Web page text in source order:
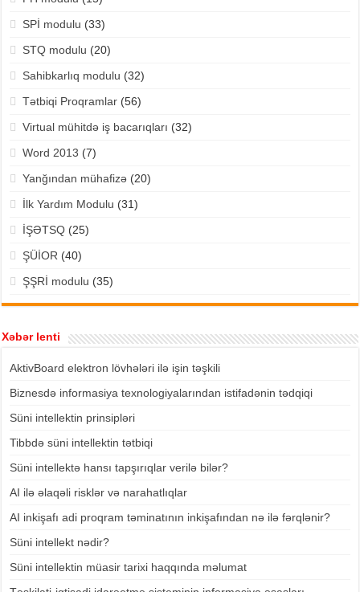
SPİ modulu (33)
STQ modulu (20)
Sahibkarlıq modulu (32)
Tətbiqi Proqramlar(56)
Virtual mühitdə iş bacarıqları (32)
Word 2013 (7)
Yanğından mühafizə(20)
İlk Yardım Modulu (31)
İŞƏTSQ(25)
ŞÜİOR(40)
ŞŞRİ modulu (35)
Xəbər lenti
AktivBoard elektron lövhələri ilə işin təşkili
Biznesdə informasiya texnologiyalarından istifadənin tədqiqi
Süni intellektin prinsipləri
Tibbdə süni intellektin tətbiqi
Süni intellektə hansı tapşırıqlar verilə bilər?
AI ilə əlaqəli risklər və narahatlıqlar
AI inkişafı adi proqram təminatının inkişafından nə ilə fərqlənir?
Süni intellekt nədir?
Süni intellektin müasir tarixi haqqında məlumat